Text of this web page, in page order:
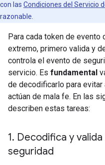
con las Condiciones del Servicio
razonable.
Para cada token de evento
extremo, primero valida y
controla el evento de
servicio. Es fundamental
de decodificarlo para
actúan de mala fe. En las
describen estas tareas:
1. Decodifica y
seguridad